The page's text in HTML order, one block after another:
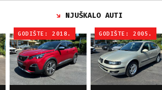
NJUŠKALO AUTI
GODIŠTE: 2018. GODIŠTE: 2005.